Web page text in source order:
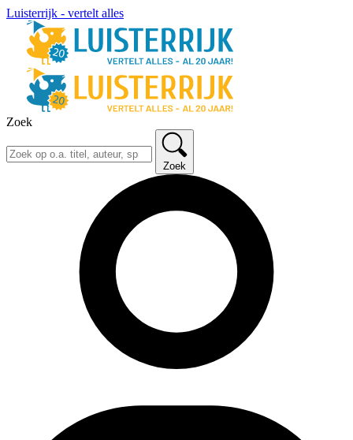
Luisterrijk - vertelt alles
Zoek
Zoek